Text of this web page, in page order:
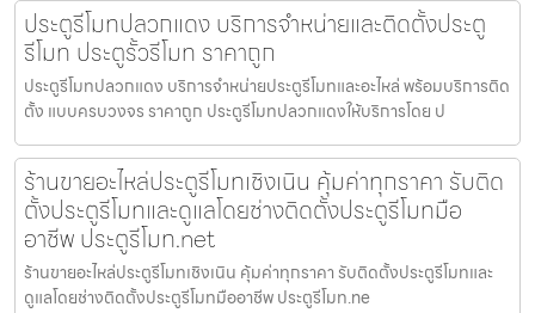
ประตูรีโมทปลวกแดง บริการจำหน่ายและติดตั้งประตู
รีโมท ประตูรั้วรีโมท ราคาถูก
ประตูรีโมทปลวกแดง บริการจำหน่ายประตูรีโมทและอะไหล่ พร้อมบริการติด
ตั้ง แบบครบวงจร ราคาถูก ประตูรีโมทปลวกแดงให้บริการโดย ป
ร้านขายอะไหล่ประตูรีโมทเชิงเนิน คุ้มค่าทุกราคา รับติด
ตั้งประตูรีโมทและดูแลโดยช่างติดตั้งประตูรีโมทมือ
อาชีพ ประตูรีโมท.net
ร้านขายอะไหล่ประตูรีโมทเชิงเนิน คุ้มค่าทุกราคา รับติดตั้งประตูรีโมทและ
ดูแลโดยช่างติดตั้งประตูรีโมทมืออาชีพ ประตูรีโมท.ne